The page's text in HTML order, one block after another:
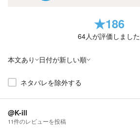
★186
64人が評価しました
本文あり 日付が新しい順
ネタバレを除外する
@K-ill
11件のレビューを投稿